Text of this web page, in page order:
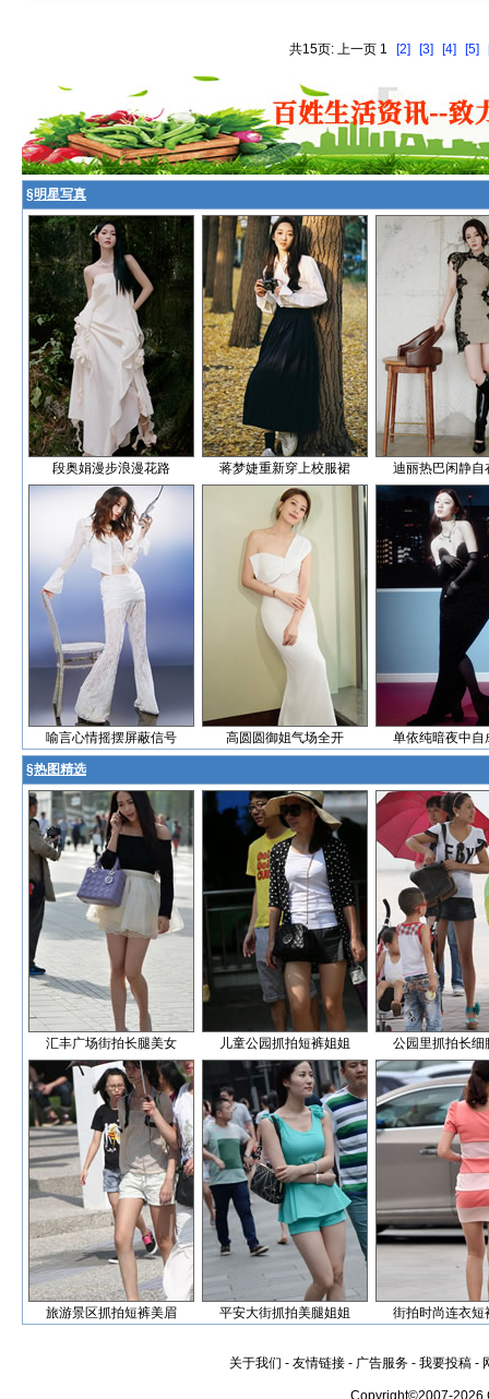
共15页: 上一页 1 [2] [3] [4] [5]
§明星写真
段奥娟漫步浪漫花路 蒋梦婕重新穿上校服裙 迪丽热巴闲静自
喻言心情摇摆屏蔽信号 高圆圆御姐气场全开 单依纯暗夜中自
§热图精选
汇丰广场街拍长腿美女 儿童公园抓拍短裤姐姐 公园里抓拍长细
旅游景区抓拍短裤美眉 平安大街抓拍美腿姐姐 街拍时尚连衣短
关于我们 - 友情链接 - 广告服务 - 我要投稿 -
Copyright©2007-2026